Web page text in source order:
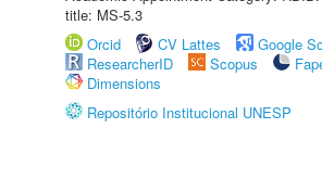
title: MS-5.3
Orcid
CV Lattes
Google
ResearcherID
Scopus
Dimensions
Repositório Institucional UNESP